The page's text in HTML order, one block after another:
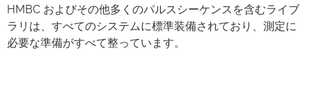
HMBC およびその他多くのパルスシーケンスを含むライブ
ラリは、すべてのシステムに標準装備されており、測定に
必要な準備がすべて整っています。